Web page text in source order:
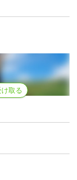
取る